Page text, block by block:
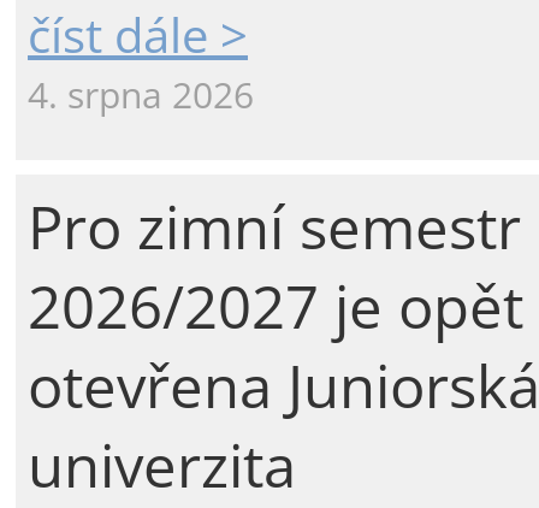
číst dále >
4. srpna 2026
Pro zimní semestr
2026/2027 je opět
otevřena Juniorská
univerzita